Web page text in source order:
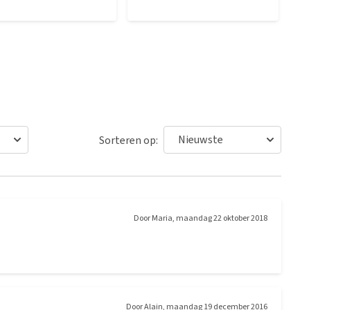
Sorteren op:
DoorMaria, maandag 22 oktober 2018
DoorAlain, maandag 19 december 2016